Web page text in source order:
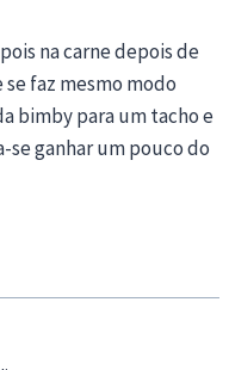
na carne depois de
faz mesmo modo
bimby para um tacho e
se ganhar um pouco do